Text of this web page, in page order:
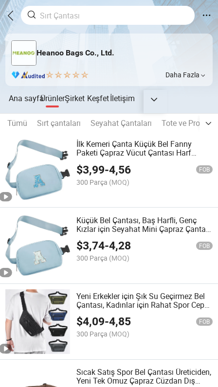
Heanoo Bags Co., Ltd.
Daha Fazla
Ana sayfaÜrünlerŞirket Keşfetİletişim
Tümü Sırt çantaları Seyahat Çantaları
Tote ve
İlk Kemeri Çanta Küçük Bel Fanny
Paketi Çapraz Vücut Çantası Harf
Kişiselleştirilmiş Paskalya Doğum
Günü Hediyesi Seyahat Her Yerde
Preppy
$3,99-4,56 FOB
300 Parça (MOQ)
Küçük Bel Çantası, Baş Harfli, Genç
Kızlar için Seyahat Mini Çapraz Çanta,
Seyahat Aksesuarları, Preppy Eşyalar,
Şirin Paskalya Hediyesi
$3,74-4,28 FOB
300 Parça (MOQ)
Yeni Erkekler için Şık Su Geçirmez Bel
Çantası, Kadınlar için Rahat Spor Cep
Telefonu Çantası, İş Koleksiyonu
Cüzdanı, Eğik Askılı Çanta
$4,09-4,85 FOB
300 Parça (MOQ)
Sıcak Satış Spor Bel Çantası Üreticiden,
Yeni Tek Omuz Çapraz Cüzdan Dış